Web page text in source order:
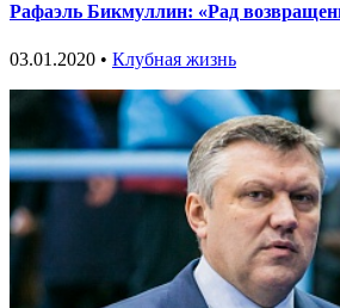
Рафаэль Бикмуллин: «Рад
03.01.2020 • Клубная жизнь